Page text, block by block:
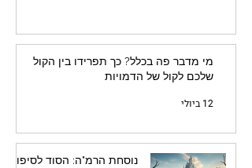
מי מדבר פה בכלל? כך תפרידו בין הקול
שלכם לקול של הדמויות
12 ביולי
נוסחת הרמ"ה: הסוד לסיפור